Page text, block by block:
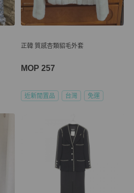
正韓 質感杏類貂毛外套
MOP 257
近新閒置品 台灣 免運